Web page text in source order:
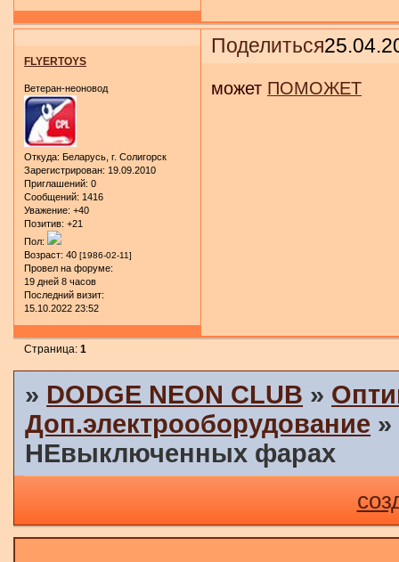
Поделиться
FLYERTOYS
Ветеран-неоновод
Откуда: Беларусь, г. Солигорск
Зарегистрирован: 19.09.2010
Приглашений: 0
Сообщений: 1416
Уважение: +40
Позитив: +21
Пол:
Возраст: 40 [1986-02-11]
Провел на форуме:
19 дней 8 часов
Последний визит:
15.10.2022 23:52
может ПОМОЖЕТ
Страница:1
» DODGE NEON CLUB »
Доп.электрооборудование »
НЕвыключенных фарах